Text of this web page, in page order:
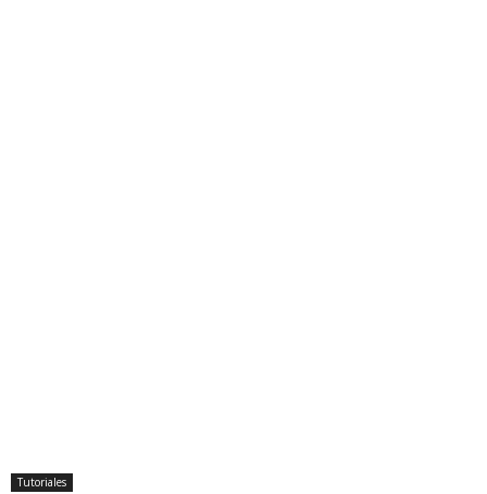
Tutoriales